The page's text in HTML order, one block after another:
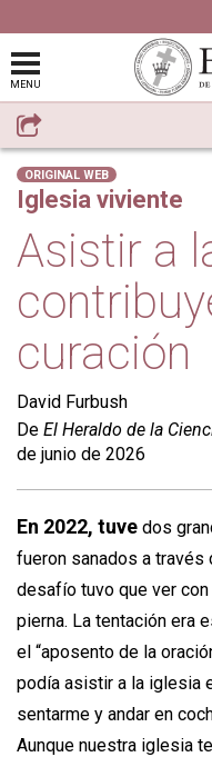
MENU
Compartir
ORIGINAL WEB
Iglesia viviente
Asistir a
curación
David Furbush
De El Heraldo de la
de junio de 2026
En 2022, tuve dos
fueron sanados a través
desafío tuvo que ver
pierna. La tentación era
el “aposento de la
podía asistir a la iglesia
sentarme y andar en
Aunque nuestra iglesia